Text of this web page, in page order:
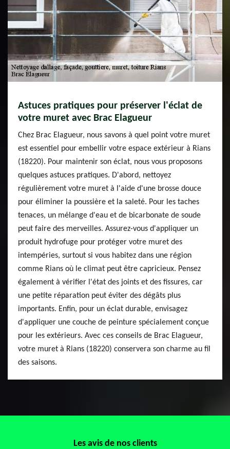
Astuces pratiques pour préserver l'éclat de
votre muret avec Brac Elagueur
Chez Brac Elagueur, nous savons à quel point votre muret
est essentiel pour embellir votre espace extérieur à Rians
(18220). Pour maintenir son éclat, nous vous proposons
quelques astuces pratiques. D'abord, nettoyez
régulièrement votre muret à l'aide d'une brosse douce
pour éliminer la poussière et la saleté. Pour les taches
tenaces, un mélange d'eau et de bicarbonate de soude
peut faire des merveilles. Assurez-vous d'appliquer un
produit hydrofuge pour protéger votre muret des
intempéries, surtout si vous habitez dans une région
comme Rians où le climat peut être capricieux. Pensez
également à vérifier l'état des joints et des fissures, car
une petite réparation peut éviter des dégâts plus
importants. Enfin, pour un éclat durable, envisagez
d'appliquer une couche de peinture spécialement conçue
pour les extérieurs. Avec ces conseils de Brac Elagueur,
votre muret à Rians (18220) conservera son charme au fil
des saisons.
Les avis de nos clients